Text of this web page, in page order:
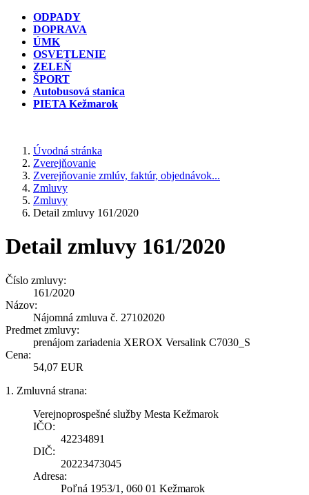
ODPADY
DOPRAVA
ÚMK
OSVETLENIE
ZELEŇ
ŠPORT
Autobusová stanica
PIETA Kežmarok
Úvodná stránka
Zverejňovanie
Zverejňovanie zmlúv, faktúr, objednávok...
Zmluvy
Zmluvy
Detail zmluvy 161/2020
Detail zmluvy 161/2020
Číslo zmluvy:
161/2020
Názov:
Nájomná zmluva č. 27102020
Predmet zmluvy:
prenájom zariadenia XEROX Versalink C7030_S
Cena:
54,07 EUR
1. Zmluvná strana:
Verejnoprospešné služby Mesta Kežmarok
IČO:
42234891
DIČ:
20223473045
Adresa:
Poľná 1953/1, 060 01 Kežmarok